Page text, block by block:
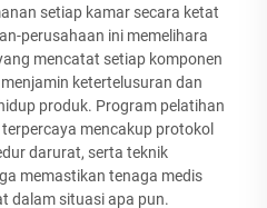
setiap kamar secara ketat
perusahaan ini memelihara
mencatat setiap komponen
ketertelusuran dan
produk. Program pelatihan
mencakup protokol
darurat, serta teknik
memastikan tenaga medis
dalam situasi apa pun.